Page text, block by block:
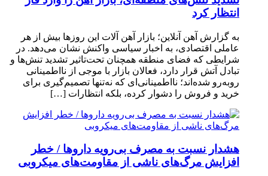
انتظار کرد
به گزارش آهن آنلاین؛ بازار آهن آلات این روزها بیش از هر
عاملی اقتصادی، به اخبار سیاسی واکنش نشان می‌دهد. در
شرایطی که فضای منطقه همچنان تحت‌تاثیر تشدید تنش‌ها و
تبادل آتش قرار دارد، فعالان بازار با موجی از نااطمینانی
روبه‌رو شده‌اند؛ نااطمینانی‌ای که نه‌تنها تصمیم‌گیری برای
خرید و فروش را دشوار کرده، بلکه انتظارات […]
هشدار نسبت به مصرف بی‌رویه داروها / خطر
افزایش مرگ‌های ناشی از مقاومت‌های میکروبی